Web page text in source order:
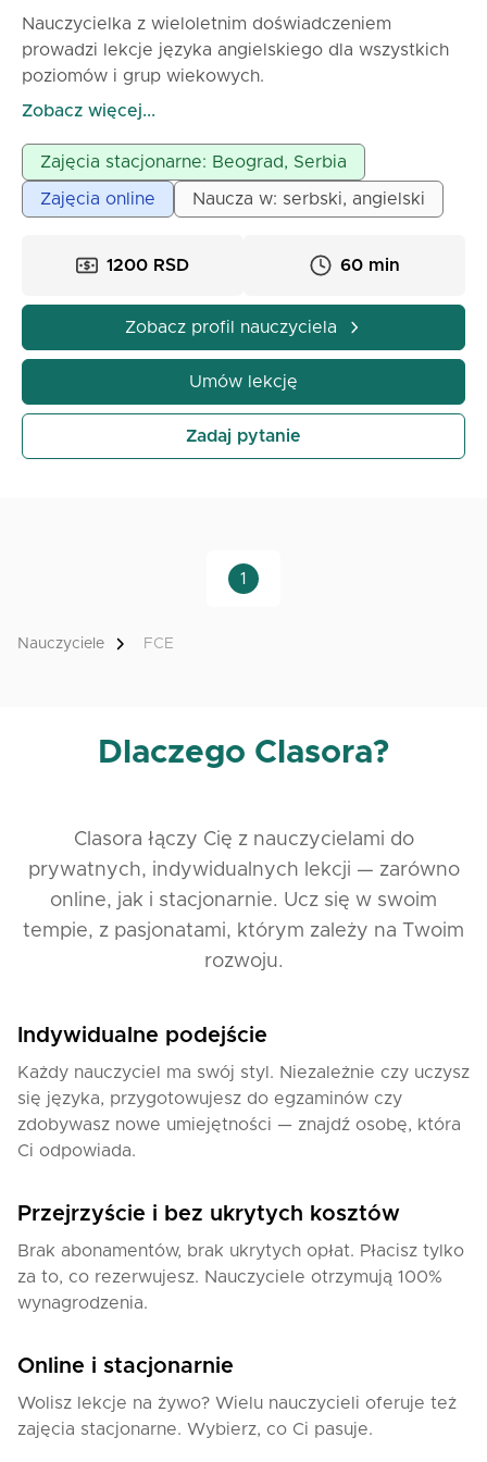
Nauczycielka z wieloletnim doświadczeniem
prowadzi lekcje języka angielskiego dla wszystkich
poziomów i grup wiekowych.
Przygotowuję uczniów do rozmów kwalifikacyjnych
(TOEFL, IELTS itp.)
Serbski dla obcokrajowców poprzez angielski online
Lekcje odbywają się online za pośrednictwem
(Belgrad)
Zobacz więcej...
Zajęcia stacjonarne: Beograd, Serbia
Zajęcia online Naucza w: serbski, angielski
1200 RSD 60 min
Zobacz profil nauczyciela
Umów lekcję
Zadaj pytanie
1
Nauczyciele FCE
Dlaczego Clasora?
Clasora łączy Cię z nauczycielami do
prywatnych, indywidualnych lekcji — zarówno
online, jak i stacjonarnie. Ucz się w swoim
tempie, z pasjonatami, którym zależy na Twoim
rozwoju.
Indywidualne podejście
Każdy nauczyciel ma swój styl. Niezależnie czy uczysz
się języka, przygotowujesz do egzaminów czy
zdobywasz nowe umiejętności — znajdź osobę, która
Ci odpowiada.
Przejrzyście i bez ukrytych kosztów
Brak abonamentów, brak ukrytych opłat. Płacisz tylko
za to, co rezerwujesz. Nauczyciele otrzymują 100%
wynagrodzenia.
Online i stacjonarnie
Wolisz lekcje na żywo? Wielu nauczycieli oferuje też
zajęcia stacjonarne. Wybierz, co Ci pasuje.